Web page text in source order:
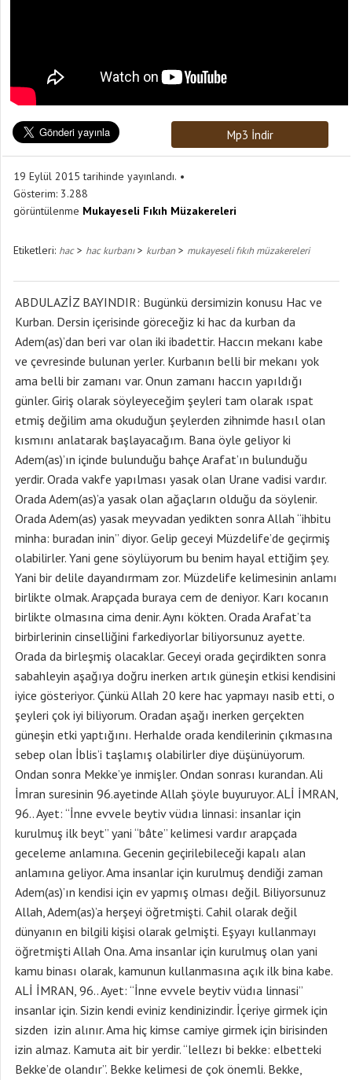
Mp3 İndir
19 Eylül 2015 tarihinde yayınlandı.
Gösterim: 3.288
görüntülenme Mukayeseli Fıkıh Müzakereleri
Etiketleri: hac> hac kurbanı> kurban > mukayeseli fıkıh müzakereleri
ABDULAZİZ BAYINDIR: Bugünkü dersimizin konusu Hac ve
Kurban. Dersin içerisinde göreceğiz ki hac da kurban da
Adem(as)’dan beri var olan iki ibadettir. Haccın mekanı kabe
ve çevresinde bulunan yerler. Kurbanın belli bir mekanı yok
ama belli bir zamanı var. Onun zamanı haccın yapıldığı
günler. Giriş olarak söyleyeceğim şeyleri tam olarak ıspat
etmiş değilim ama okuduğun şeylerden zihnimde hasıl olan
kısmını anlatarak başlayacağım. Bana öyle geliyor ki
Adem(as)’ın içinde bulunduğu bahçe Arafat’ın bulunduğu
yerdir. Orada vakfe yapılması yasak olan Urane vadisi vardır.
Orada Adem(as)’a yasak olan ağaçların olduğu da söylenir.
Orada Adem(as) yasak meyvadan yedikten sonra Allah “ihbitu
minha: buradan inin” diyor. Gelip geceyi Müzdelife’de geçirmiş
olabilirler. Yani gene söylüyorum bu benim hayal ettiğim şey.
Yani bir delile dayandırmam zor. Müzdelife kelimesinin anlamı
birlikte olmak. Arapçada buraya cem de deniyor. Karı kocanın
birlikte olmasına cima denir. Aynı kökten. Orada Arafat’ta
birbirlerinin cinselliğini farkediyorlar biliyorsunuz ayette.
Orada da birleşmiş olacaklar. Geceyi orada geçirdikten sonra
sabahleyin aşağıya doğru inerken artık güneşin etkisi kendisini
iyice gösteriyor. Çünkü Allah 20 kere hac yapmayı nasib etti, o
şeyleri çok iyi biliyorum. Oradan aşağı inerken gerçekten
güneşin etki yaptığını. Herhalde orada kendilerinin çıkmasına
sebep olan İblis’i taşlamış olabilirler diye düşünüyorum.
Ondan sonra Mekke’ye inmişler. Ondan sonrası kurandan. Ali
İmran suresinin 96.ayetinde Allah şöyle buyuruyor. ALİ İMRAN,
96.. Ayet: “İnne evvele beytiv vüdıa linnasi: insanlar için
kurulmuş ilk beyt” yani “bâte” kelimesi vardır arapçada
geceleme anlamına. Gecenin geçirilebileceği kapalı alan
anlamına geliyor. Ama insanlar için kurulmuş dendiği zaman
Adem(as)’ın kendisi için ev yapmış olması değil. Biliyorsunuz
Allah, Adem(as)’a herşeyi öğretmişti. Cahil olarak değil
dünyanın en bilgili kişisi olarak gelmişti. Eşyayı kullanmayı
öğretmişti Allah Ona. Ama insanlar için kurulmuş olan yani
kamu binası olarak, kamunun kullanmasına açık ilk bina kabe.
ALİ İMRAN, 96.. Ayet: “İnne evvele beytiv vüdıa linnasi”
insanlar için. Sizin kendi eviniz kendinizindir. İçeriye girmek için
sizden izin alınır. Ama hiç kimse camiye girmek için birisinden
izin almaz. Kamuta ait bir yerdir. “lellezı bi bekke: elbetteki
Bekke’de olandır”. Bekke kelimesi de çok önemli. Bekke,